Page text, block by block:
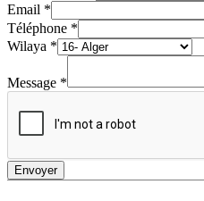
Email *
Téléphone *
Wilaya *
Message *
Envoyer